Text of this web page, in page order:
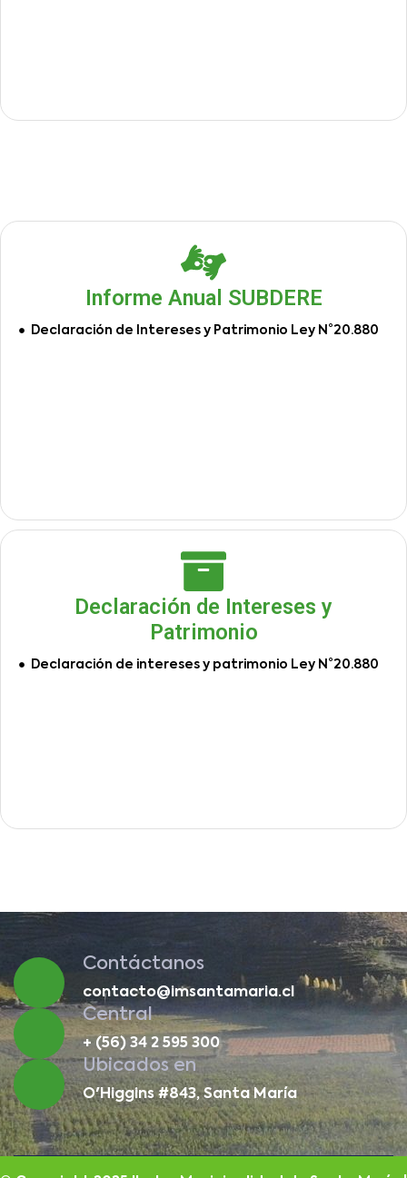
Informe Anual SUBDERE
Declaración de Intereses y Patrimonio Ley N°20.880
Declaración de Intereses y
Patrimonio
Declaración de intereses y patrimonio Ley N°20.880
Contáctanos
contacto@imsantamaria.cl
Central
+ (56) 34 2 595 300
Ubicados en
O'Higgins #843, Santa María